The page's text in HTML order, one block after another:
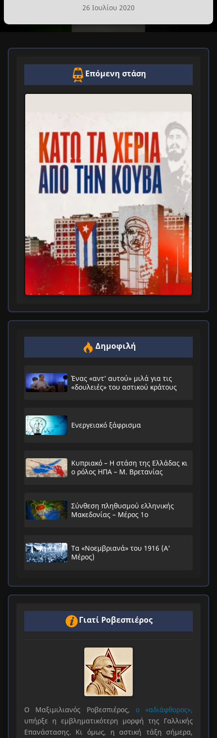
26 Ιουλίου 2020
Επόμενη στάση
Δημοφιλή
Ένας «αντ’ αυτού» μιλά για τις
«δουλειές» του αστικού κράτους
Ενεργειακό ξάφρισμα
Κυπριακό – Η στάση της Ελλάδας κι
ο ρόλος ΗΠΑ – Μ. Βρετανίας
Σύνθεση πληθυσμού ελληνικής
Μακεδονίας – Μέρος 1ο
Τα «Νοεμβριανά» του 1916 (Α’
Μέρος)
Γιατί Ροβεσπιέρος
Ο Μαξιμιλιανός Ροβεσπιέρος, ο «αδιάφθορος»,
υπήρξε η εμβληματικότερη μορφή της Γαλλικής
Επανάστασης. Κι όμως, η αστική τάξη σήμερα,